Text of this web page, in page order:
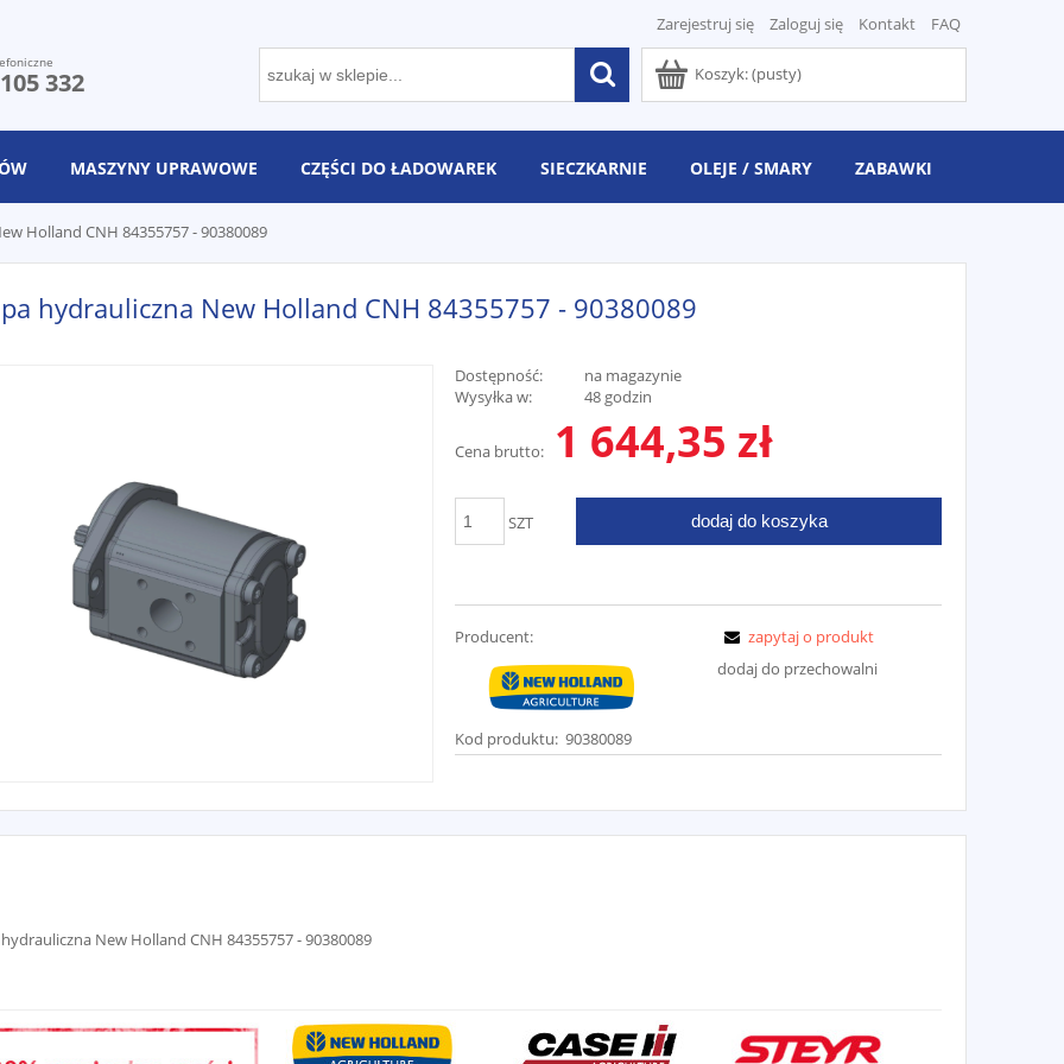
Zarejestruj się Zaloguj się Kontakt FAQ
Koszyk:(pusty)
332
MASZYNY UPRAWOWE CZĘŚCI DO ŁADOWAREK SIECZKARNIE OLEJE / SMARY ZABAWKI
Holland CNH 84355757 - 90380089
hydrauliczna New Holland CNH 84355757 - 90380089
Dostępność:
na magazynie
Wysyłka w:
48 godzin
Cena brutto: 1 644,35 zł
SZT dodaj do koszyka
Producent:
Kod produktu: 90380089
zapytaj o produkt
dodaj do przechowalni
New Holland CNH 84355757 - 90380089